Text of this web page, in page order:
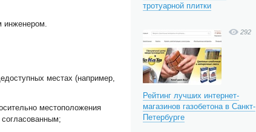
инженером.
местах (например,
местоположения
тротуарной плитки
292
Рейтинг лучших интернет-
магазинов газобетона в Санкт-
Петербурге